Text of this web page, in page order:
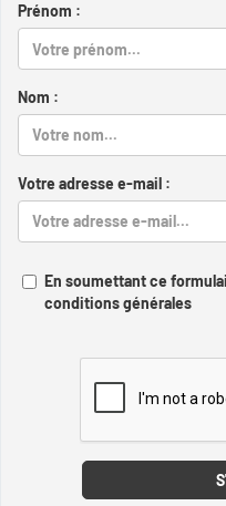
Prénom :
Nom :
Votre adresse e-mail :
En soumettant ce
conditions générales